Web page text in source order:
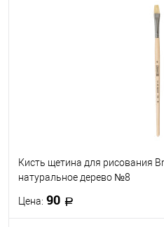
Кисть щетина для рисования
натуральное дерево №8
Цена: 90